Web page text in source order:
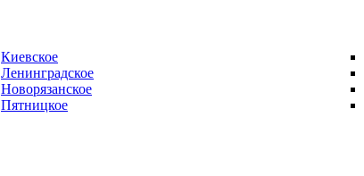
Киевское
Ленинградское
Новорязанское
Пятницкое